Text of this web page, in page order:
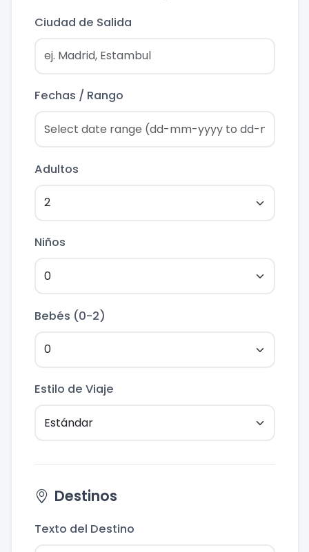
Ciudad de Salida
Fechas / Rango
Adultos
Niños
Bebés (0-2)
Estilo de Viaje
Destinos
Texto del Destino